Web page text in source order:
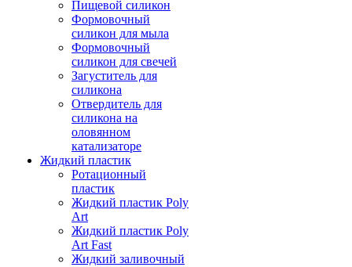
Пищевой силикон
Формовочный
силикон для мыла
Формовочный
силикон для свечей
Загуститель для
силикона
Отвердитель для
силикона на
оловянном
катализаторе
Жидкий пластик
Ротационный
пластик
Жидкий пластик Poly
Art
Жидкий пластик Poly
Art Fast
Жидкий заливочный